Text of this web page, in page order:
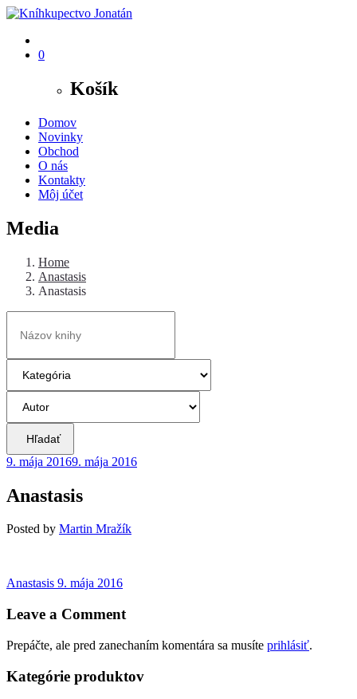
0
Košík
Domov
Novinky
Obchod
O nás
Kontakty
Môj účet
Media
Home
Anastasis
Anastasis
Hľadať
9. mája 20169. mája 2016
Anastasis
Posted by Martin Mražík
Navigácia
v
Anastasis Previous
9. mája 2016
Leave a Comment
Prepáčte, ale pred zanechaním komentára sa musíte prihlásiť.
Kategórie produktov